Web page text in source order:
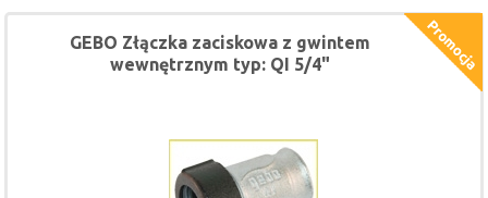
GEBO Złączka zaciskowa z gwintem
wewnętrznym typ: QI 5/4"